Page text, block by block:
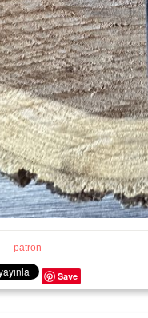
patron
Save